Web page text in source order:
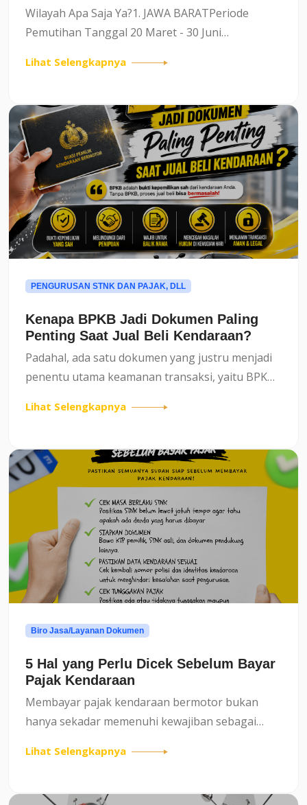
Wilayah Apa Saja Ya?1. JAWA BARATPeriode
Pemutihan Tanggal 20 Maret - 30 Juni
Tunggakan Pokok Pajak:Seluruh tunggakan
202...
Lihat Selengkapnya
PENGURUSAN STNK DAN PAJAK, DLL
Kenapa BPKB Jadi Dokumen Paling
Penting Saat Jual Beli Kendaraan?
Padahal, ada satu dokumen yang justru menjadi
penentu utama keamanan transaksi, yaitu BPKB
sekadar buku biasa, melainkan bukti resmi
Lihat Selengkapnya
Biro Jasa/Layanan Dokumen
5 Hal yang Perlu Dicek Sebelum Bayar
Pajak Kendaraan
Membayar pajak kendaraan bermotor bukan
hanya sekadar memenuhi kewajiban sebagai
kendaraan tetap memiliki dokumen yang sah
Lihat Selengkapnya